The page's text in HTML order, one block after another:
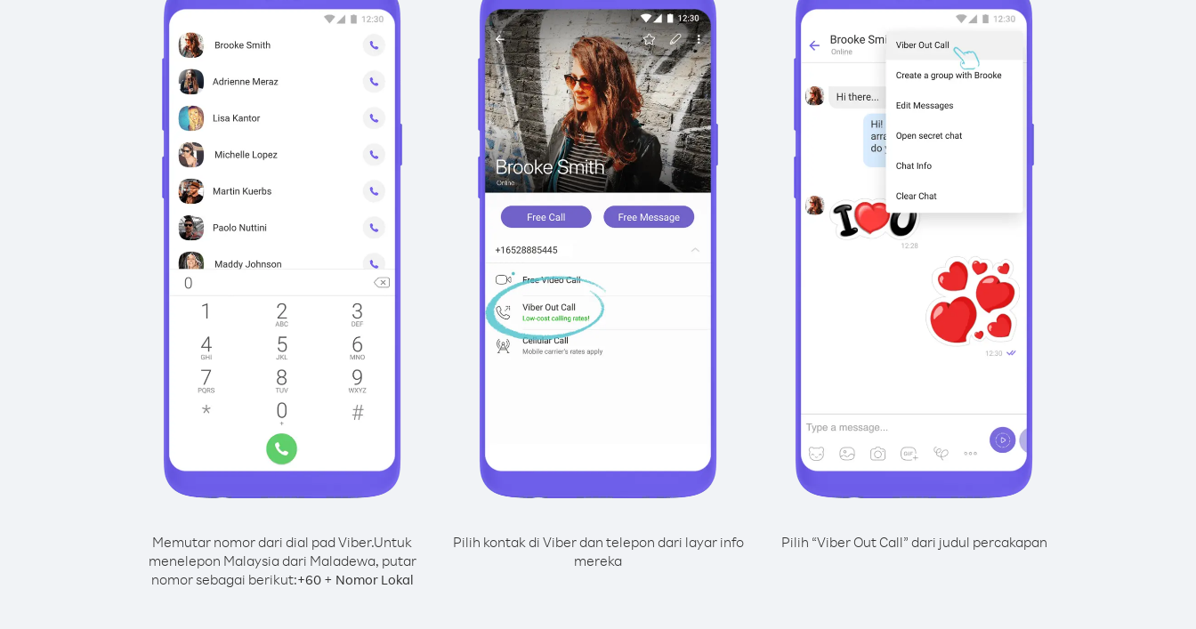
Memutar nomor dari dial pad Viber.Untuk
menelepon Malaysia dari Maladewa, putar
nomor sebagai berikut:+60+ Nomor Lokal
Pilih kontak di Viber dan telepon dari layar info
mereka
Pilih “Viber Out Call” dari judul percakapan